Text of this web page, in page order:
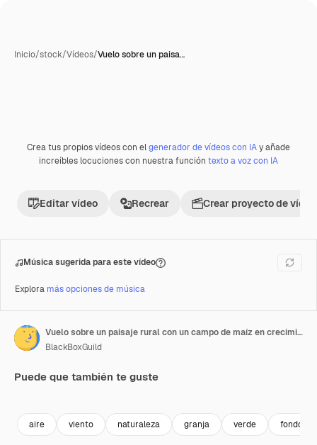
Inicio/stock/Vídeos/Vuelo sobre un paisa…
Premium
Crea tus propios vídeos con elgenerador de vídeos con IAy añade
increíbles locuciones con nuestra función texto a voz con IA
Editar vídeo Recrear Crear proyecto de vídeo
Música sugerida para este vídeo
Explora más opciones de música
Vuelo sobre un paisaje rural con un campo de maíz en crecimiento en un día soleado
BlackBoxGuild
Puede que también te guste
aire viento naturaleza granja verde fondo